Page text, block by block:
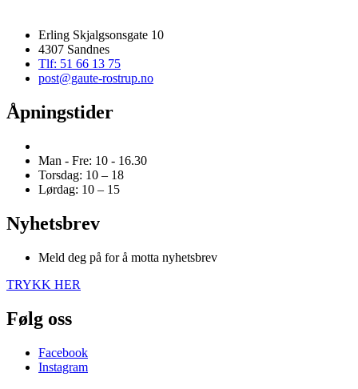
Erling Skjalgsonsgate 10
4307 Sandnes
Tlf: 51 66 13 75
post@gaute-rostrup.no
Åpningstider
Man - Fre: 10 - 16.30
Torsdag: 10 – 18
Lørdag: 10 – 15
Nyhetsbrev
Meld deg på for å motta nyhetsbrev
TRYKK HER
Følg oss
Facebook
Instagram